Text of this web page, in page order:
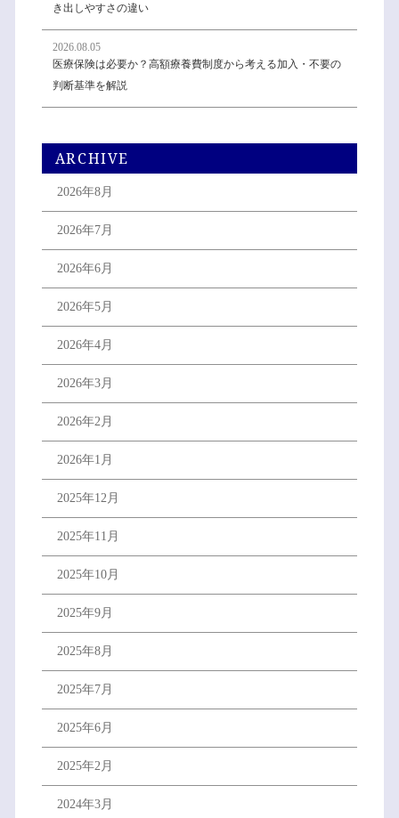
き出しやすさの違い
2026.08.05
医療保険は必要か？高額療養費制度から考える加入・不要の
判断基準を解説
ARCHIVE
2026年8月
2026年7月
2026年6月
2026年5月
2026年4月
2026年3月
2026年2月
2026年1月
2025年12月
2025年11月
2025年10月
2025年9月
2025年8月
2025年7月
2025年6月
2025年2月
2024年3月